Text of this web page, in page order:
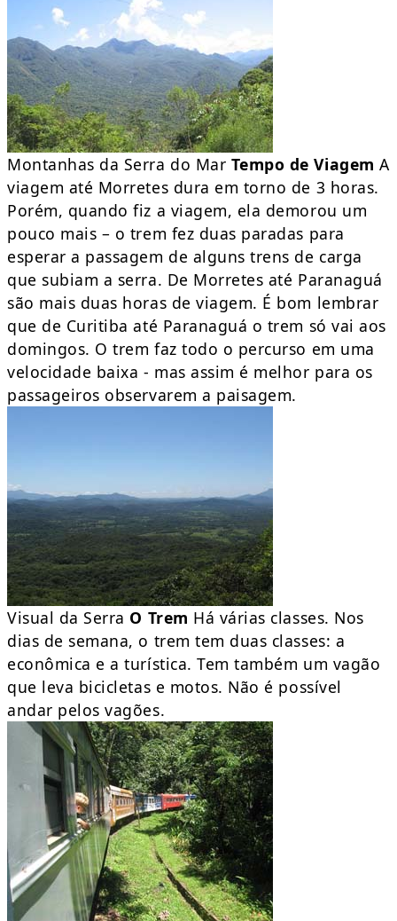
Montanhas da Serra do Mar Tempo de Viagem A
viagem até Morretes dura em torno de 3 horas.
Porém, quando fiz a viagem, ela demorou um
pouco mais – o trem fez duas paradas para
esperar a passagem de alguns trens de carga
que subiam a serra. De Morretes até Paranaguá
são mais duas horas de viagem. É bom lembrar
que de Curitiba até Paranaguá o trem só vai aos
domingos. O trem faz todo o percurso em uma
velocidade baixa - mas assim é melhor para os
passageiros observarem a paisagem.
Visual da Serra O Trem Há várias classes. Nos
dias de semana, o trem tem duas classes: a
econômica e a turística. Tem também um vagão
que leva bicicletas e motos. Não é possível
andar pelos vagões.